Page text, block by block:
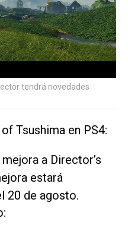
tendrá novedades
Tsushima en PS4:
a Director’s
estará
20 de agosto.